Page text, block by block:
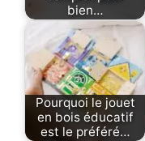
bien…
Pourquoi le jouet
en bois éducatif
est le préféré…